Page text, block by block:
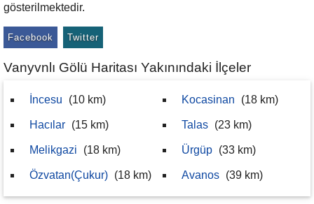
gösterilmektedir.
Facebook Twitter
Vanyvnlı Gölü Haritası Yakınındaki İlçeler
İncesu (10 km)
Hacılar (15 km)
Melikgazi (18 km)
Özvatan(Çukur) (18 km)
Kocasinan (18 km)
Talas (23 km)
Ürgüp (33 km)
Avanos (39 km)